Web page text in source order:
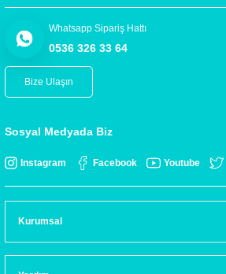
Whatsapp Sipariş Hattı
0536 326 33 64
Bize Ulaşın
Sosyal Medyada Biz
Instagram Facebook Youtube
Kurumsal